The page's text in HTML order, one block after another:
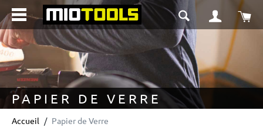
principal
PAPIER DE VERRE
Accueil Papier de Verre